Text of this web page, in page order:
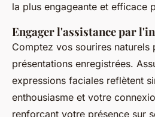
la plus engageante et efficace
Engager l'assistance par
Comptez vos sourires naturels
présentations enregistrées.
expressions faciales reflètent
enthousiasme et votre
renforçant votre présence sur